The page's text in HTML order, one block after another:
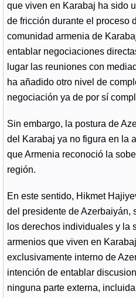
que viven en Karabaj ha sido
de fricción durante el proceso
comunidad armenia de
entablar negociaciones
lugar las reuniones con
ha añadido otro nivel de
negociación ya de por sí
Sin embargo, la postura de
del Karabaj ya no figura en la
que Armenia reconoció la
región.
En este sentido, Hikmet
del presidente de Azerbaiyán,
los derechos individuales y la
armenios que viven en
exclusivamente interno de
intención de entablar
ninguna parte externa,